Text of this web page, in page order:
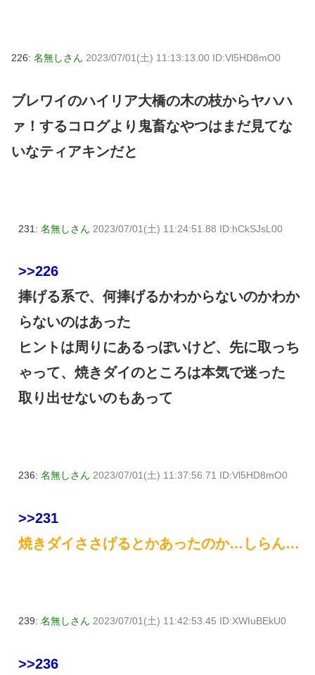
226: 名無しさん 2023/07/01(土) 11:13:13.00 ID:Vl5HD8mO0
ブレワイのハイリア大橋の木の枝からヤハハ
ァ！するコログより鬼畜なやつはまだ見てな
いなティアキンだと
231: 名無しさん 2023/07/01(土) 11:24:51.88 ID:hCkSJsL00
>>226
捧げる系で、何捧げるかわからないのかわか
らないのはあった
ヒントは周りにあるっぽいけど、先に取っち
ゃって、焼きダイのところは本気で迷った
取り出せないのもあって
236: 名無しさん 2023/07/01(土) 11:37:56.71 ID:Vl5HD8mO0
>>231
焼きダイささげるとかあったのか…しらん…
239: 名無しさん 2023/07/01(土) 11:42:53.45 ID:XWIuBEkU0
>>236